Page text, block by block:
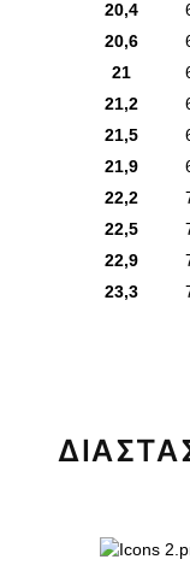
20,4
20,6
21
21,2
21,5
21,9
22,2
22,5
22,9
23,3